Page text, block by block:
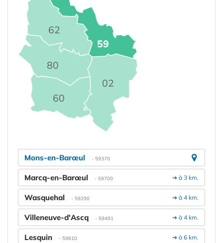
02
59
60
62
80
Mons-en-Barœul - 59370
➔ à 3 km.
Marcq-en-Barœul - 59700
➔ à 4 km.
Wasquehal - 59290
➔ à 4 km.
Villeneuve-d'Ascq - 59491
➔ à 6 km.
Lesquin - 59810